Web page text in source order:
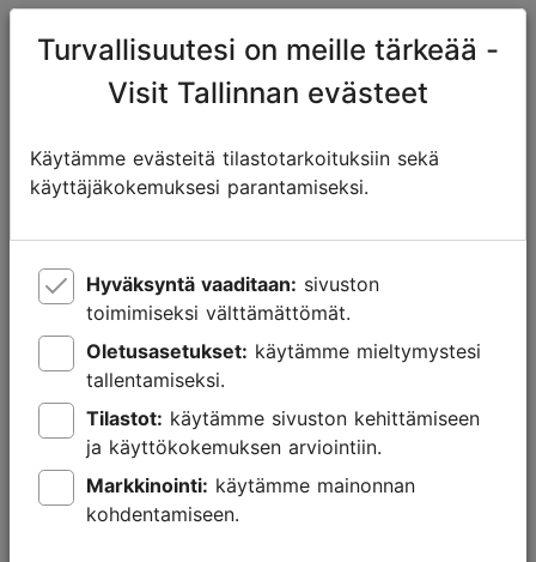
Miten Naissaareen pääsee?
syyskuuhun. Saarelle liikennöi kolme laivalinjaa:
Monica, Nicesaar ja Sunlines.
mahtuu enintään 300 matkustajaa. Reittimatka
kestää yhden tunnin, ja alus lähtee Linnahallin
satamasta.
200-paikkainenMonica
Naissaareen Pirita jahtklubin satamaa vastapäätä
sijaitsevalta laiturilta sillan ja Surfiklubin väliltä.
Matka-aika on 1 tunti.
Naissaareen liikennöivät myös
Turvallisuutesi on meille tärkeää -
Visit Tallinnan evästeet
Käytämme evästeitä tilastotarkoituksiin sekä
käyttäjäkokemuksesi parantamiseksi.
Hyväksyntä vaaditaan:
toimimiseksi välttämättömät.
Oletusasetukset:
tallentamiseksi.
Tilastot:
ja käyttökokemuksen arviointiin.
Markkinointi:
kohdentamiseen.